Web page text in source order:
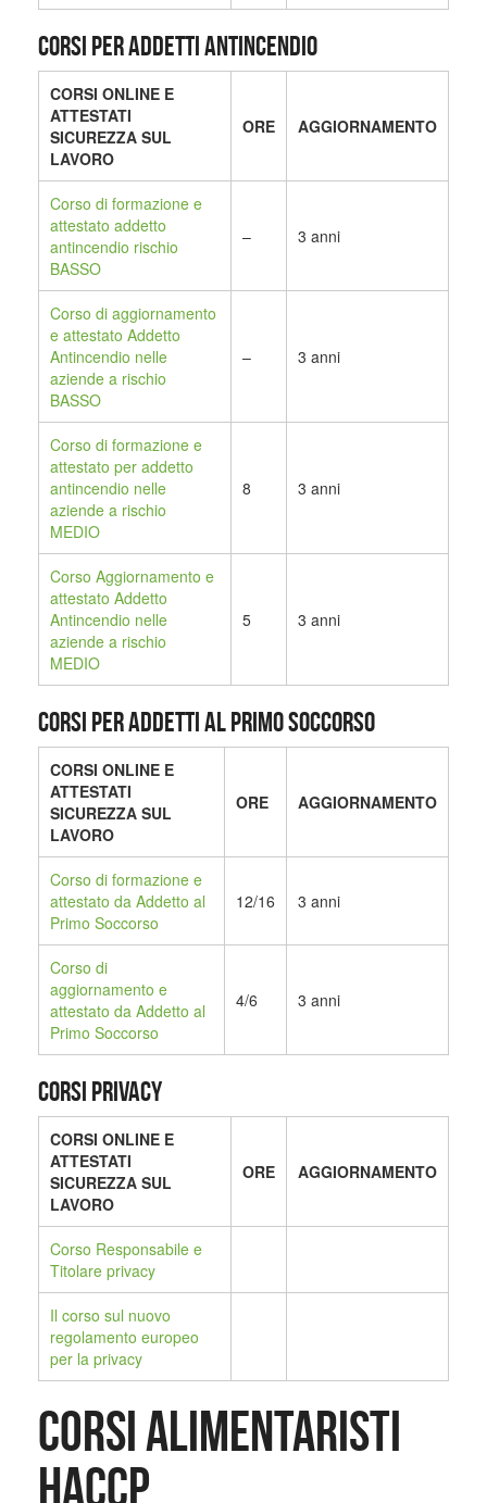
CORSI PER ADDETTI ANTINCENDIO
CORSI ONLINE E
ATTESTATI
SICUREZZA SUL
LAVORO
ORE AGGIORNAMENTO
Corso di formazione e
attestato addetto
antincendio rischio
BASSO
– 3 anni
Corso di aggiornamento
e attestato Addetto
Antincendio nelle
aziende a rischio
BASSO
– 3 anni
Corso di formazione e
attestato per addetto
antincendio nelle
aziende a rischio
MEDIO
8 3 anni
Corso Aggiornamento e
attestato Addetto
Antincendio nelle
aziende a rischio
MEDIO
5 3 anni
CORSI PER ADDETTI AL PRIMO SOCCORSO
CORSI ONLINE E
ATTESTATI
SICUREZZA SUL
LAVORO
ORE AGGIORNAMENTO
Corso di formazione e
attestato da Addetto al
Primo Soccorso
12/16 3 anni
Corso di
aggiornamento e
attestato da Addetto al
Primo Soccorso
4/6 3 anni
CORSI PRIVACY
CORSI ONLINE E
ATTESTATI
SICUREZZA SUL
LAVORO
ORE AGGIORNAMENTO
Corso Responsabile e
Titolare privacy
Il corso sul nuovo
regolamento europeo
per la privacy
CORSI ALIMENTARISTI
HACCP